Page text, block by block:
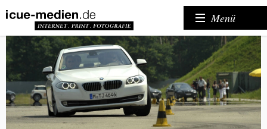
Menü